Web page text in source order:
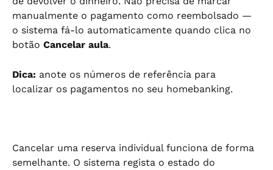
manualmente o pagamento como reembolsado —
o sistema fá-lo automaticamente quando clica no
botão Cancelar aula.
Dica: anote os números de referência para
localizar os pagamentos no seu homebanking.
Cancelar uma reserva individual funciona de forma
semelhante. O sistema regista o estado do